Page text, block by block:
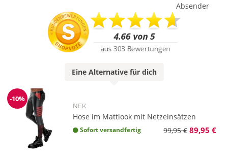
Absender
Eine Alternativefür dich
Reduzierung
-10%
NEK
Hose im Mattlook mit Netzeinsätzen
Sofort versandfertig 99,95 € 89,95 €